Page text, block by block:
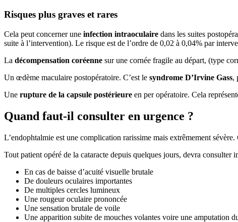
Risques plus graves et rares
Cela peut concerner une infection intraoculaire dans les suites
suite à l’intervention). Le risque est de l’ordre de 0,02 à 0,04% par
La décompensation coréenne sur une cornée fragile au départ, (type
Un œdème maculaire postopératoire. C’est le syndrome D’Irvine Gass,
Une rupture de la capsule postérieure en per opératoire. Cela
Quand faut-il consulter en urgence ?
L’endophtalmie est une complication rarissime mais extrêmement sévère.
Tout patient opéré de la cataracte depuis quelques jours, devra consulter
En cas de baisse d’acuité visuelle brutale
De douleurs oculaires importantes
De multiples cercles lumineux
Une rougeur oculaire prononcée
Une sensation brutale de voile
Une apparition subite de mouches volantes voire une amputation